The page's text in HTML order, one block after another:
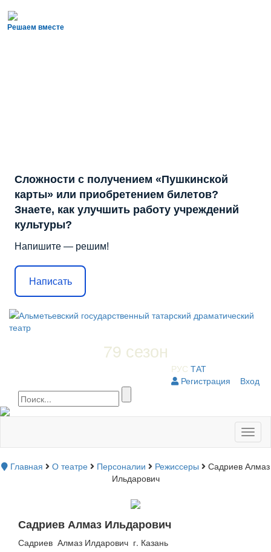
Решаем вместе
Сложности с получением «Пушкинской
карты» или приобретением билетов?
Знаете, как улучшить работу учреждений
культуры?
Напишите — решим!
Написать
79 сезон
РУС ТАТ
Регистрация
Вход
Главная
О театре Персоналии Режиссеры
Садриев Алмаз
Ильдарович
Садриев Алмаз Ильдарович
Садриев Алмаз Илдарович г. Казань